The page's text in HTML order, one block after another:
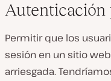
Permitir que los
sesión en un sitio
arriesgada.